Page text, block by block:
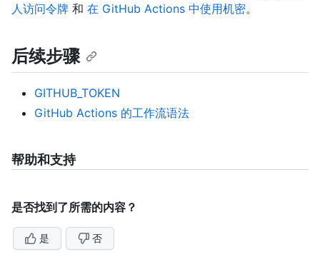
人访问令牌 和 在 GitHub Actions 中使用机密。
后续步骤
GITHUB_TOKEN
GitHub Actions 的工作流语法
帮助和支持
是否找到了所需的内容？
是 否